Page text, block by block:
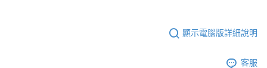
顯示電腦版詳細說明
客服